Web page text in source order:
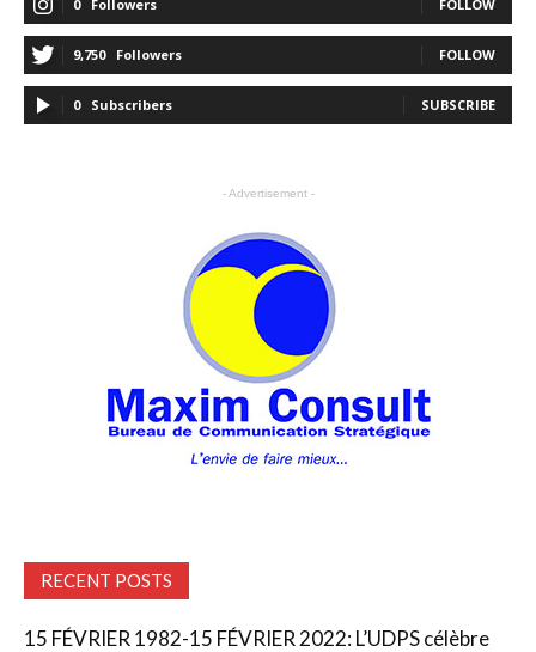
0 Followers FOLLOW
9,750 Followers FOLLOW
0 Subscribers SUBSCRIBE
- Advertisement -
RECENT POSTS
15 FÉVRIER 1982-15 FÉVRIER 2022: L’UDPS célèbre